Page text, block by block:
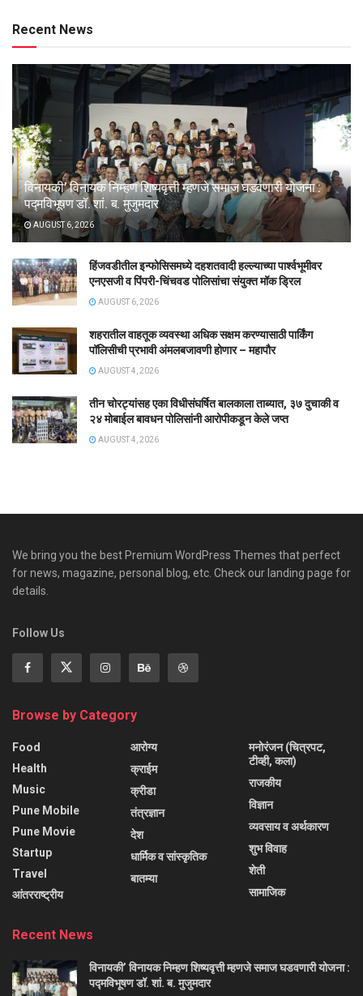
Recent News
विनायकी’ विनायक निम्हण शिष्यवृत्ती म्हणजे समाज घडवणारी योजना :
पद्मविभूषण डॉ. शां. ब. मुजुमदार
AUGUST 6, 2026
हिंजवडीतील इन्फोसिसमध्ये दहशतवादी हल्ल्याच्या पार्श्वभूमीवर
एनएसजी व पिंपरी-चिंचवड पोलिसांचा संयुक्त मॉक ड्रिल
AUGUST 6, 2026
शहरातील वाहतूक व्यवस्था अधिक सक्षम करण्यासाठी पार्किंग
पॉलिसीची प्रभावी अंमलबजावणी होणार – महापौर
AUGUST 4, 2026
तीन चोरट्यांसह एका विधीसंघर्षित बालकाला ताब्यात, ३७ दुचाकी व
२४ मोबाईल बावधन पोलिसांनी आरोपीकडून केले जप्त
AUGUST 4, 2026
We bring you the best Premium WordPress Themes that perfect
for news, magazine, personal blog, etc. Check our landing page for
details.
Follow Us
Browse by Category
Food
Health
Music
Pune Mobile
Pune Movie
Startup
Travel
आंतरराष्ट्रीय
आरोग्य
क्राईम
क्रीडा
तंत्रज्ञान
देश
धार्मिक व सांस्कृतिक
बातम्या
मनोरंजन (चित्रपट,
टीव्ही, कला)
राजकीय
विज्ञान
व्यवसाय व अर्थकारण
शुभ विवाह
शेती
सामाजिक
Recent News
विनायकी’ विनायक निम्हण शिष्यवृत्ती म्हणजे समाज घडवणारी योजना :
पद्मविभूषण डॉ. शां. ब. मुजुमदार